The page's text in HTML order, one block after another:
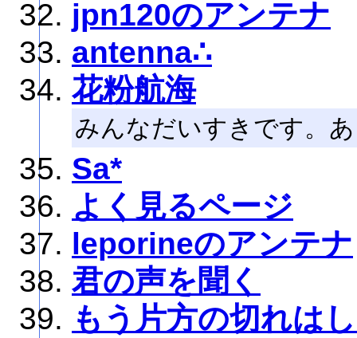
jpn120のアンテナ
antenna∴
花粉航海
みんなだいすきです。
Sa*
よく見るページ
leporineのアンテナ
君の声を聞く
もう片方の切れは